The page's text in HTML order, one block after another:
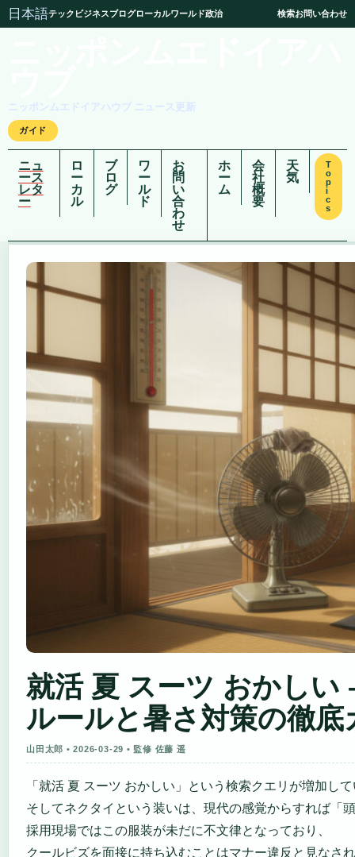
日本語テック ビジネスブログローカルワールド政治 検索お問い合わせ
ニッポンムエドイアハウブ ニュース更新
ガイド
ニュ
ース
レタ
ー
ロ
ー
カ
ル
ブ
ロ
グ
ワ
ー
ル
ド
お
問
い
合
わ
せ
ホ
ー
ム
会
社
概
要
天
気
T
o
p
i
c
s
就活 夏 スーツ おかしい
ルールと暑さ対策の徹底
山田太郎 • 2026-03-29 • 監修 佐藤 遥
「就活 夏 スーツ おかしい」という検索クエリが増加し
そしてネクタイという装いは、現代の感覚からすれば「
採用現場ではこの服装が未だに不文律となっており、
クールビズを面接に持ち込むことはマナー違反と見なさ